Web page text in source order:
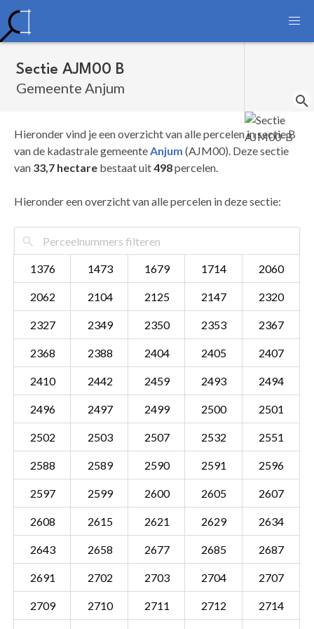
Sectie AJM00 B
Gemeente Anjum
Hieronder vind je een overzicht van alle percelen in sectie B
van de kadastrale gemeenteAnjum (AJM00). Deze sectie
van 33,7 hectare bestaat uit498percelen.
Hieronder een overzicht van alle percelen in deze sectie:
1376 1473 1679 1714 2060
2062 2104 2125 2147 2320
2327 2349 2350 2353 2367
2368 2388 2404 2405 2407
2410 2442 2459 2493 2494
2496 2497 2499 2500 2501
2502 2503 2507 2532 2551
2588 2589 2590 2591 2596
2597 2599 2600 2605 2607
2608 2615 2621 2629 2634
2643 2658 2677 2685 2687
2691 2702 2703 2704 2707
2709 2710 2711 2712 2714
Sectie AJM00 B
Gemeente Anjum
Details